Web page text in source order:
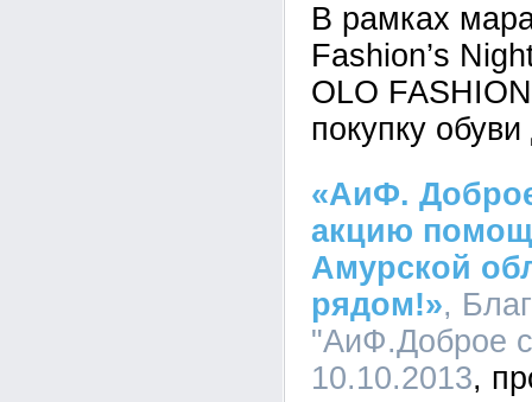
В рамках
Fashion’s
OLO
покупку
«АиФ.
акцию
Амурской
рядом!»,
"АиФ.Доброе
10.10.2013